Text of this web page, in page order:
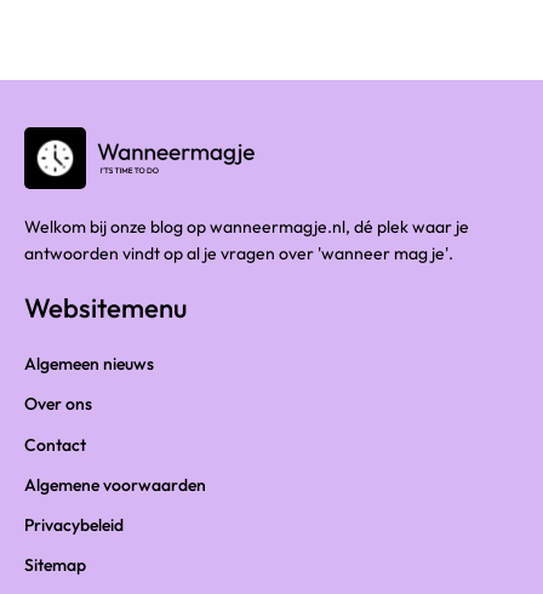
Welkom bij onze blog op wanneermagje.nl, dé plek waar je
antwoorden vindt op al je vragen over 'wanneer mag je'.
Websitemenu
Algemeen nieuws
Over ons
Contact
Algemene voorwaarden
Privacybeleid
Sitemap